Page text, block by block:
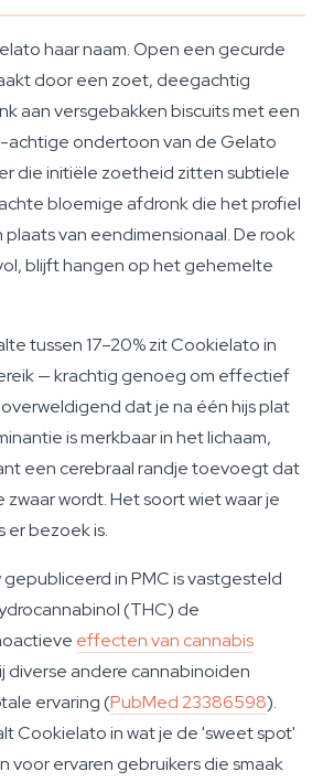
haar naam. Open een gecurde
door een zoet, deegachtig
aan versgebakken biscuits met een
achtige ondertoon van de Gelato
die initiële zoetheid zitten subtiele
bloemige afdronk die het profiel
van eendimensionaal. De rook
blijft hangen op het gehemelte
tussen 17–20% zit Cookielato in
— krachtig genoeg om effectief
dat je na één hijs plat
is merkbaar in het lichaam,
een cerebraal randje toevoegt dat
wordt. Het soort wiet waar je
er bezoek is.
in PMC is vastgesteld
(THC) de
effecten van cannabis
diverse andere cannabinoiden
ervaring (PubMed 23386598).
Cookielato in wat je de 'sweet spot'
voor ervaren gebruikers die smaak